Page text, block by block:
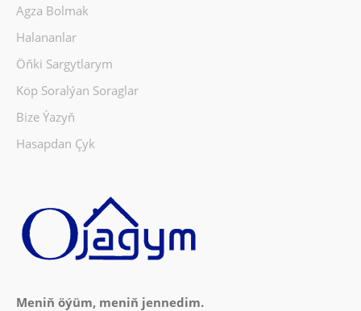
Agza Bolmak
Halananlar
Öňki Sargytlarym
Köp Soralýan Soraglar
Bize Ýazyň
Hasapdan Çyk
Meniň öýüm, meniň jennedim.